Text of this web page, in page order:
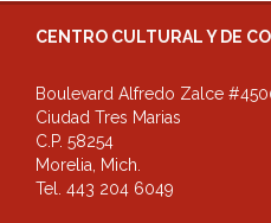
CENTRO CULTURAL Y DE
Boulevard Alfredo Zalce
Ciudad Tres Marias
C.P. 58254
Morelia, Mich.
Tel. 443 204 6049